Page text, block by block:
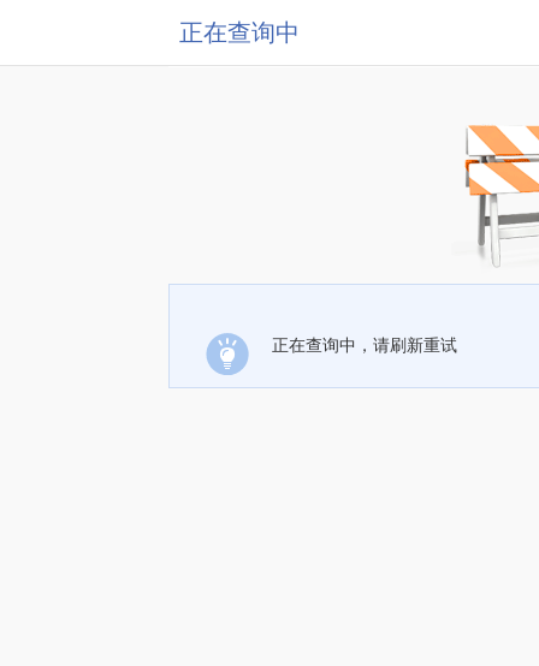
正在查询中
正在查询中，请刷新重试